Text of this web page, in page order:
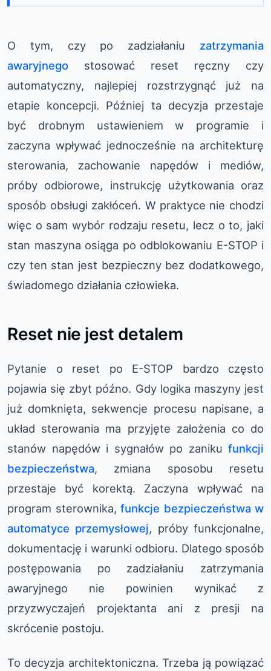
O tym, czy po zadziałaniu zatrzymania
awaryjnego stosować reset ręczny czy
automatyczny, najlepiej rozstrzygnąć już na
etapie koncepcji. Później ta decyzja przestaje
być drobnym ustawieniem w programie i
zaczyna wpływać jednocześnie na architekturę
sterowania, zachowanie napędów i mediów,
próby odbiorowe, instrukcję użytkowania oraz
sposób obsługi zakłóceń. W praktyce nie chodzi
więc o sam wybór rodzaju resetu, lecz o to, jaki
stan maszyna osiąga po odblokowaniu E-STOP i
czy ten stan jest bezpieczny bez dodatkowego,
świadomego działania człowieka.
Reset nie jest detalem
Pytanie o reset po E-STOP bardzo często
pojawia się zbyt późno. Gdy logika maszyny jest
już domknięta, sekwencje procesu napisane, a
układ sterowania ma przyjęte założenia co do
stanów napędów i sygnałów po zaniku funkcji
bezpieczeństwa, zmiana sposobu resetu
przestaje być korektą. Zaczyna wpływać na
program sterownika, funkcje bezpieczeństwa w
automatyce przemysłowej, próby funkcjonalne,
dokumentację i warunki odbioru. Dlatego sposób
postępowania po zadziałaniu zatrzymania
awaryjnego nie powinien wynikać z
przyzwyczajeń projektanta ani z presji na
skrócenie postoju.
To decyzja architektoniczna. Trzeba ją powiązać